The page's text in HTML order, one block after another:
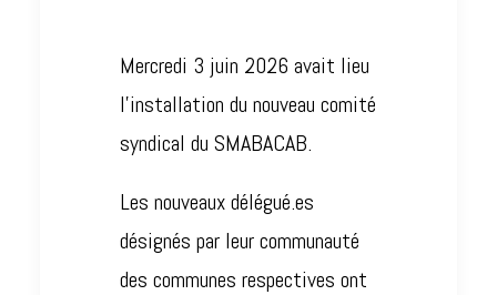
Mercredi 3 juin 2026 avait lieu
l’installation du nouveau comité
syndical du SMABACAB.
Les nouveaux délégué.es
désignés par leur communauté
des communes respectives ont